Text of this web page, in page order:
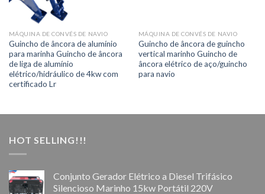
MÁQUINA DE CONVÉS DE NAVIO
Guincho de âncora de alumínio
para marinha Guincho de âncora
de liga de alumínio
elétrico/hidráulico de 4kw com
certificado Lr
MÁQUINA DE CONVÉS DE NAVIO
Guincho de âncora de guincho
vertical marinho Guincho de
âncora elétrico de aço/guincho
para navio
HOT SELLING!!!
Conjunto Gerador Elétrico a Diesel Trifásico
Silencioso Marinho 15kw Portátil 220V